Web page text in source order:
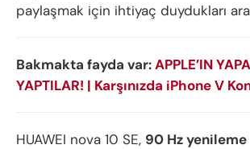
paylaşmak için ihtiyaç duydukları
Bakmakta fayda var:APPLE’IN
YAPTILAR! | Karşınızda iPhone V
HUAWEI nova 10 SE, 90 Hz yenileme